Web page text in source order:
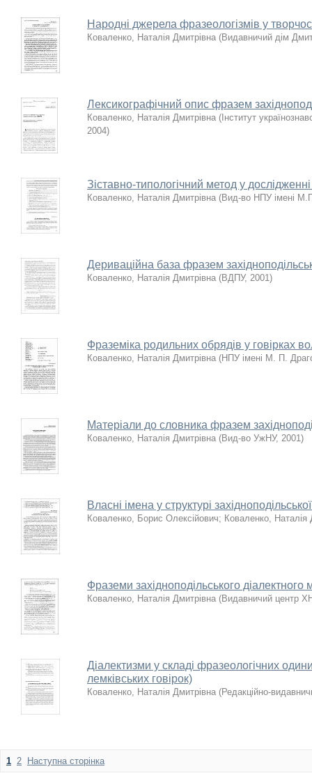
Народні джерела фразеологізмів у
Коваленко, Наталія Дмитрівна (Видавничий дім
Лексикографічний опис фразем
Коваленко, Наталія Дмитрівна ( Інститут
2004)
Зіставно-типологічний метод у
Коваленко, Наталія Дмитрівна (Вид-во НПУ імені
Дериваційна база фразем
Коваленко, Наталія Дмитрівна (ВДПУ, 2001)
Фраземіка родильних обрядів у говірках
Коваленко, Наталія Дмитрівна (НПУ iменi М. П.
Матеріали до словника фразем
Коваленко, Наталія Дмитрівна (Вид-во УжНУ, 2001)
Власні імена у структурі
Коваленко, Борис Олексійович; Коваленко, Наталія
Фраземи західноподільського діалектного
Коваленко, Наталія Дмитрівна (Видавничий центр
Діалектизми у складі фразеологічних
лемківських говірок)
Коваленко, Наталія Дмитрівна (Редакційно-
1 2 Наступна сторінка